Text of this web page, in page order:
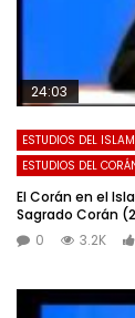
24:03
ESTUDIOS DEL ISLAM
ESTUDIOS DEL
El Corán en el
Sagrado Corán
0
3.2K